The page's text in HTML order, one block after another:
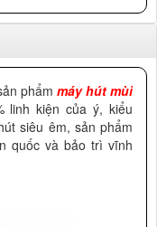
phẩm máy hút mùi
linh kiện của ý, kiểu
siêu êm, sản phẩm
quốc và bảo trì vĩnh